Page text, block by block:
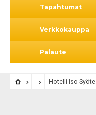
Tapahtumat
Verkkokauppa
Palaute
Hotelli Iso-Syöte